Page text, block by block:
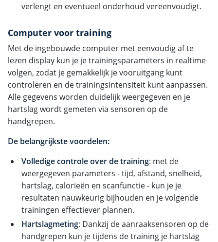
verlengt en eventueel onderhoud vereenvoudigt.
Computer voor training
Met de ingebouwde computer met eenvoudig af te
lezen display kun je je trainingsparameters in realtime
volgen, zodat je gemakkelijk je vooruitgang kunt
controleren en de trainingsintensiteit kunt aanpassen.
Alle gegevens worden duidelijk weergegeven en je
hartslag wordt gemeten via sensoren op de
handgrepen.
De belangrijkste voordelen:
Volledige controle over de training: met de
weergegeven parameters - tijd, afstand, snelheid,
hartslag, calorieën en scanfunctie - kun je je
resultaten nauwkeurig bijhouden en je volgende
trainingen effectiever plannen.
Hartslagmeting: Dankzij de aanraaksensoren op de
handgrepen kun je tijdens de training je hartslag